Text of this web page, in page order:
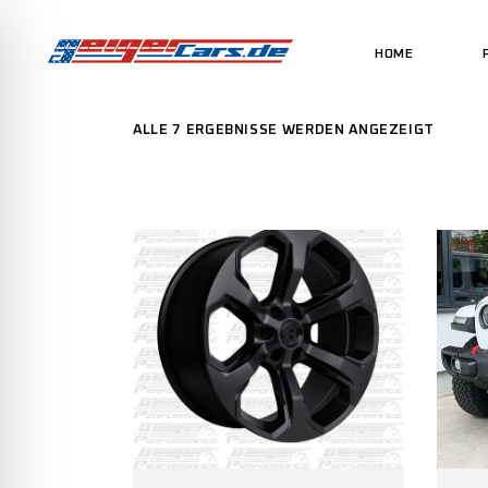
HOME
ALLE 7 ERGEBNISSE WERDEN ANGEZEIGT